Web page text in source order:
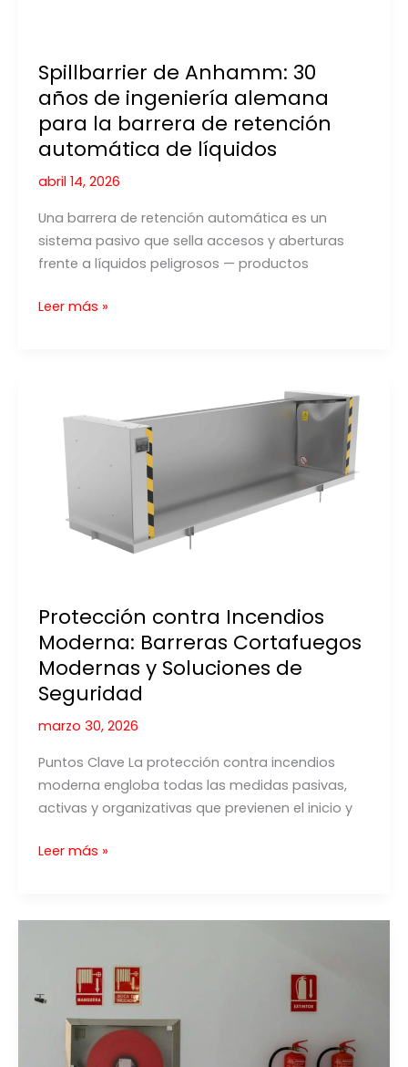
Spillbarrier de Anhamm: 30
años de ingeniería alemana
para la barrera de retención
automática de líquidos
abril 14, 2026
Una barrera de retención automática es un
sistema pasivo que sella accesos y aberturas
frente a líquidos peligrosos — productos
Spillbarrier
ingeniería
alemana
barrera
de
líquidos
Leer más »
Protección contra Incendios
Moderna: Barreras Cortafuegos
Modernas y Soluciones de
Seguridad
marzo 30, 2026
Puntos Clave La protección contra incendios
moderna engloba todas las medidas pasivas,
activas y organizativas que previenen el inicio y
Protección
Moderna:
Cortafuegos
Modernas
y
Soluciones
Leer más »